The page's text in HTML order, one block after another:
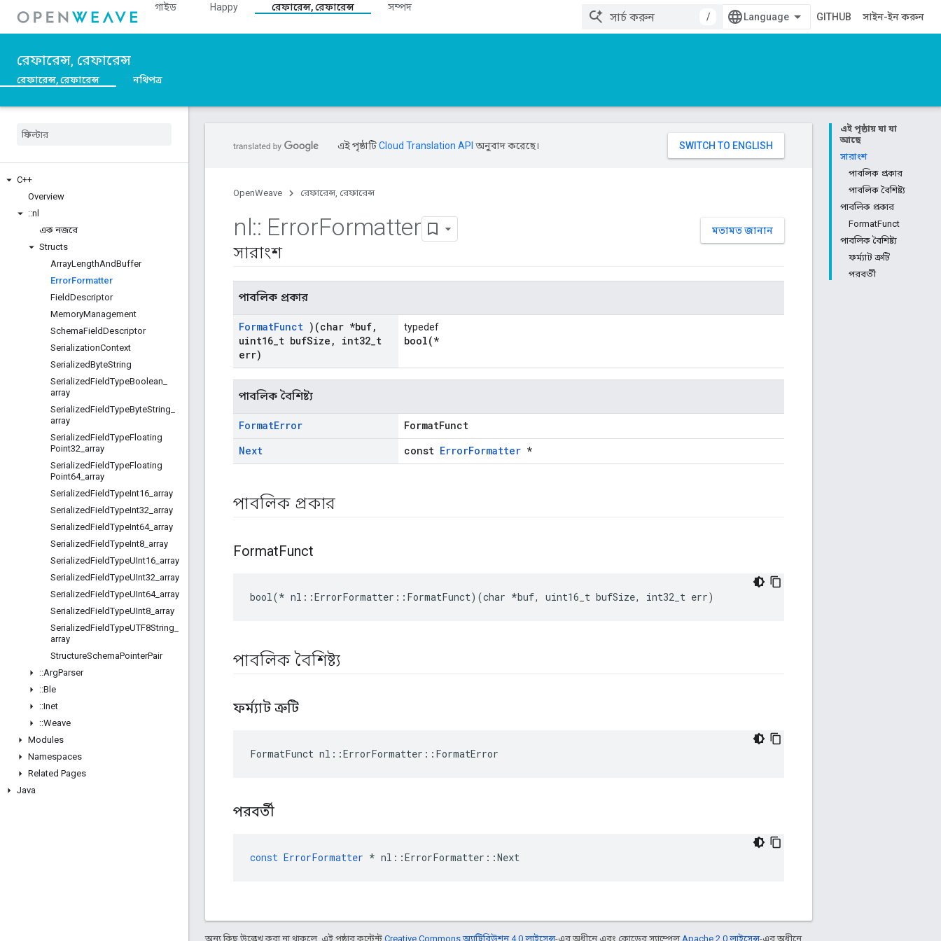
গাইড Happy রেফারেন্স, রেফারেন্স
সম্পদ
/
GITHUB সাইন-ইন করুন
রেফারেন্স, রেফারেন্স
রেফারেন্স, রেফারেন্স নথিপত্র
C++
Overview
::nl
এক নজরে
Structs
ArrayLengthAndBuffer
ErrorFormatter
FieldDescriptor
MemoryManagement
SchemaFieldDescriptor
SerializationContext
SerializedByteString
SerializedFieldTypeBoolean
array
SerializedFieldTypeByteString
array
SerializedFieldTypeFloating
Point32 array
SerializedFieldTypeFloating
Point64_ array
SerializedFieldTypeInt16 array
SerializedFieldTypeInt32 array
SerializedFieldTypeInt64_ array
SerializedFieldTypeInt8 array
SerializedFieldTypeUInt16 array
SerializedFieldTypeUInt32 array
SerializedFieldTypeUInt64_ array
SerializedFieldTypeUInt8 array
SerializedFieldTypeUTF8String
array
StructureSchemaPointerPair
::ArgParser
::Ble
::Inet
::Weave
Modules
Namespaces
Related Pages
Java
এই পৃষ্ঠায় যা যা
আছে
সারাংশ
পাবলিক প্রকার
পাবলিক বৈশিষ্ট্য
পাবলিক প্রকার
FormatFunct
পাবলিক বৈশিষ্ট্য
ফর্ম্যাট ত্রুটি
পরবর্তী
এই পৃষ্ঠাটিCloud Translation API অনুবাদ করেছে।
OpenWeave রেফারেন্স, রেফারেন্স
মতামত জানান
nl:: ErrorFormatter
সারাংশ
পাবলিক প্রকার
FormatFunct )(char *buf,
uint16 t bufSize , int32 t
err)
typedef
bool(*
পাবলিক বৈশিষ্ট্য
FormatError
FormatFunct
Next
const ErrorFormatter *
পাবলিক প্রকার
FormatFunct
bool(* nl::ErrorFormatter::FormatFunct)(char *buf, uint16_t bufSize, int32_t err)
পাবলিক বৈশিষ্ট্য
ফর্ম্যাট ত্রুটি
FormatFunct nl::ErrorFormatter::FormatError
পরবর্তী
const ErrorFormatter * nl ::ErrorFormatter ::Next
অন্য কিছু উল্লেখ করা না থাকলে, এই পৃষ্ঠার কন্টেন্ট Creative Commons অ্যাট্রিবিউশন 4.0 লাইসেন্স-এর অধীনে এবং কোডের স্যাম্পেল Apache 2.0 লাইসেন্স-এর অধীনে